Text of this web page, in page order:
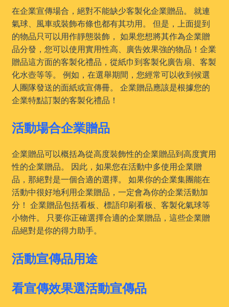
在企業宣傳場合，絕對不能缺少客製化企業贈品。 就連
氣球、風車或裝飾布條也都有其功用。 但是，上面提到
的物品只可以用作靜態裝飾， 如果您想將其作為企業贈
品分發，您可以使用實用性高、廣告效果強的物品！企業
贈品這方面的客製化禮品，從紙巾到客製化廣告扇、客製
化水壺等等。 例如，在選舉期間，您經常可以收到候選
人團隊發送的面紙或宣傳冊。 企業贈品應該是根據您的
企業特點訂製的客製化禮品！
活動場合企業贈品
企業贈品可以概括為從高度裝飾性的企業贈品到高度實用
性的企業贈品。 因此，如果您在活動中多使用企業贈
品，那絕對是一個合適的選擇。 如果你的企業集團能在
活動中很好地利用企業贈品，一定會為你的企業活動加
分！ 企業贈品包括看板、標語印刷看板、客製化氣球等
小物件。 只要你正確選擇合適的企業贈品，這些企業贈
品絕對是你的得力助手。
活動宣傳品用途
看宣傳效果選活動宣傳品